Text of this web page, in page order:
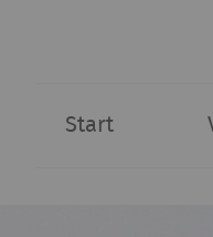
Start